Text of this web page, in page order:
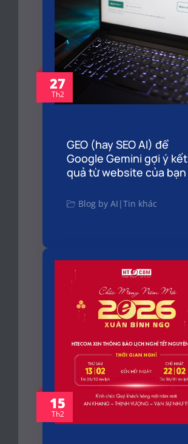
27
Th2
GEO (hay SEO AI) để
Google Gemini gợi ý kết
quả từ website của bạn
Blog by AI |Tin khác
15
Th2